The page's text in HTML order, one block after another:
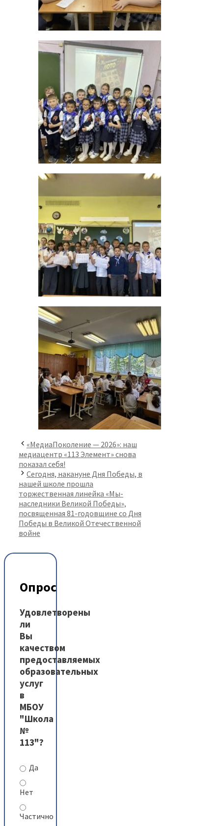
«МедиаПоколение — 2026»: наш
медиацентр «113 Элемент» снова
показал себя!
Сегодня, накануне Дня Победы, в
нашей школе прошла
торжественная линейка «Мы-
наследники Великой Победы»,
посвященная 81-годовщине со Дня
Победы в Великой Отечественной
войне
Опрос
Удовлетворены
ли
Вы
качеством
предоставляемых
образовательных
услуг
в
МБОУ
"Школа
№
113"?
Да
Нет
Частично